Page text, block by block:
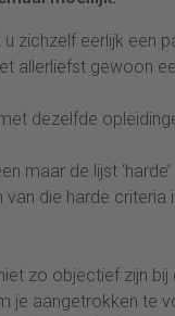
zichzelf eerlijk een
allerliefst gewoon
dezelfde
maar de lijst
die harde criteria
zo objectief zijn bij
aangetrokken te